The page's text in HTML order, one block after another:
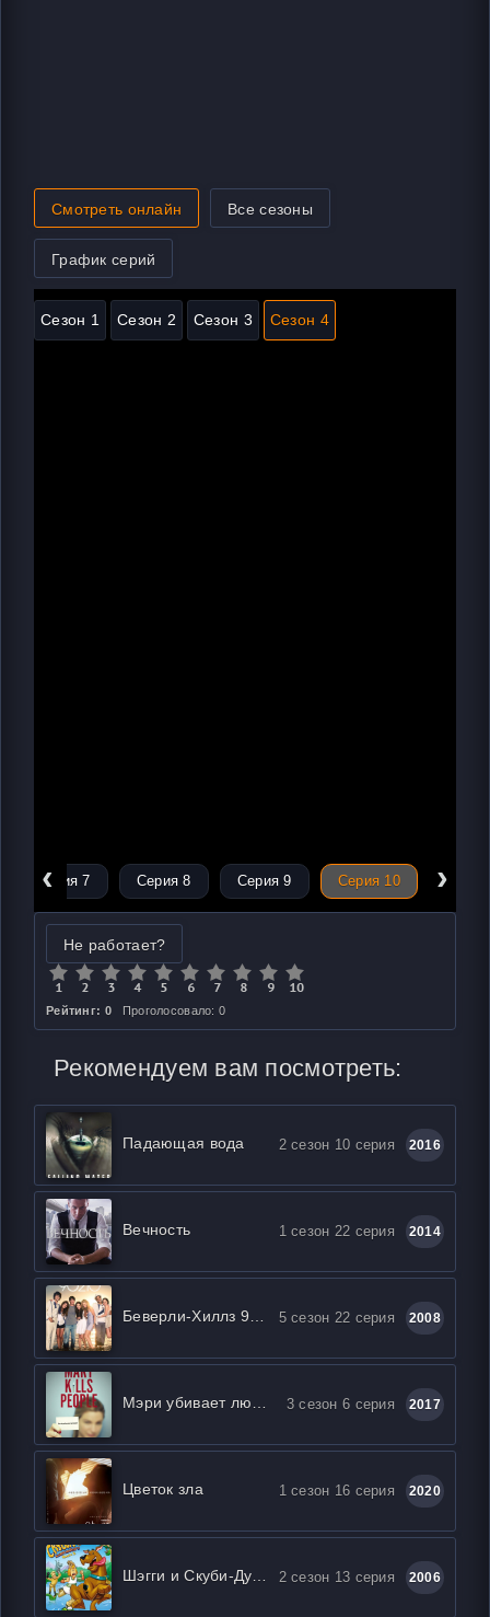
Смотреть онлайн Все сезоны
График серий
Сезон 1 Сезон 2 Сезон 3 Сезон 4
‹
Серия 7 Серия 8 Серия 9 Серия 10 ›
Не работает?
Рейтинг: 0 Проголосовало: 0
Рекомендуем вам посмотреть:
Падающая вода 2 сезон 10 серия 2016
Вечность 1 сезон 22 серия 2014
5 сезон 22 серия 2008
3 сезон 6 серия 2017
Цветок зла 1 сезон 16 серия 2020
2 сезон 13 серия 2006